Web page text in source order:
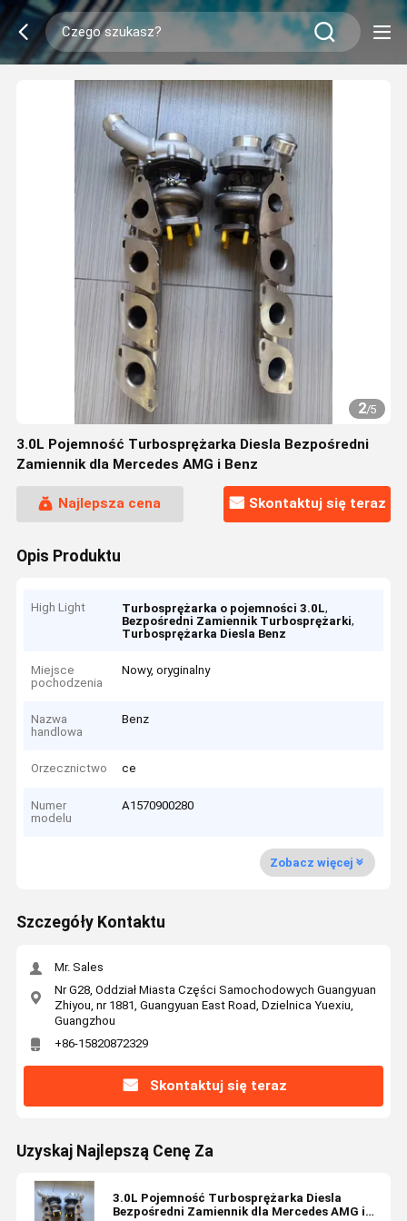
2/5
3.0L Pojemność Turbosprężarka Diesla Bezpośredni
Zamiennik dla Mercedes AMG i Benz
Najlepsza cena Skontaktuj się teraz
Opis Produktu
High Light Turbosprężarka o pojemności 3.0L,
Bezpośredni Zamiennik Turbosprężarki,
Turbosprężarka Diesla Benz
Miejsce
pochodzenia
Nowy, oryginalny
Nazwa
handlowa
Benz
Orzecznictwo ce
Numer
modelu
A1570900280
Zobacz więcej
Szczegóły Kontaktu
Mr. Sales
Nr G28, Oddział Miasta Części Samochodowych Guangyuan
Zhiyou, nr 1881, Guangyuan East Road, Dzielnica Yuexiu,
Guangzhou
+86-15820872329
Skontaktuj się teraz
Uzyskaj Najlepszą Cenę Za
3.0L Pojemność Turbosprężarka Diesla
Bezpośredni Zamiennik dla Mercedes AMG i